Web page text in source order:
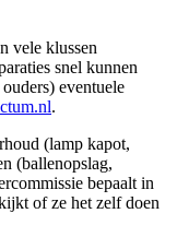
vele klussen
snel kunnen
eventuele
.
(lamp kapot,
(ballenopslag,
bepaalt in
of ze het zelf doen